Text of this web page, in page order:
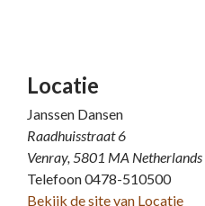
Locatie
Janssen Dansen
Raadhuisstraat 6
Venray, 5801 MA Netherlands
Telefoon0478-510500
Bekijk de site van Locatie